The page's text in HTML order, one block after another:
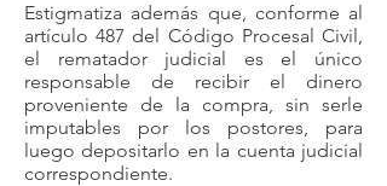
Estigmatiza además que, conforme al
artículo 487 del Código Procesal Civil,
el rematador judicial es el único
responsable de recibir el dinero
proveniente de la compra, sin serle
imputables por los postores, para
luego depositarlo en la cuenta judicial
correspondiente.